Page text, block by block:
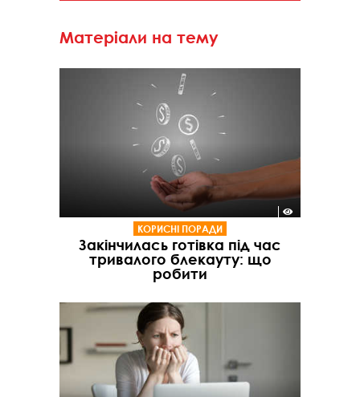
Матеріали на тему
КОРИСНІ ПОРАДИ
Закінчилась готівка під час
тривалого блекауту: що
робити